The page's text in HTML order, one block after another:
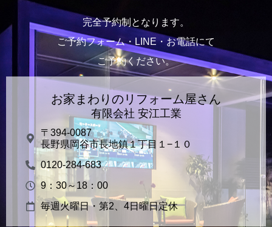
完全予約制となります。
ご予約フォーム・LINE・お電話にて
ご予約ください。
お家まわりのリフォーム屋さん
有限会社 安江工業
〒394-0087
長野県岡谷市長地鎮１丁目１−１０
0120-284-683
9：30～18：00
毎週火曜日・第2、4日曜日定休